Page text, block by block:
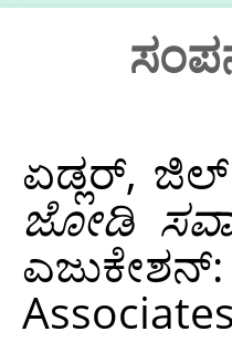
ಏಡ್ಲರ್, ಜಿಲ್
ಜೋಡಿ